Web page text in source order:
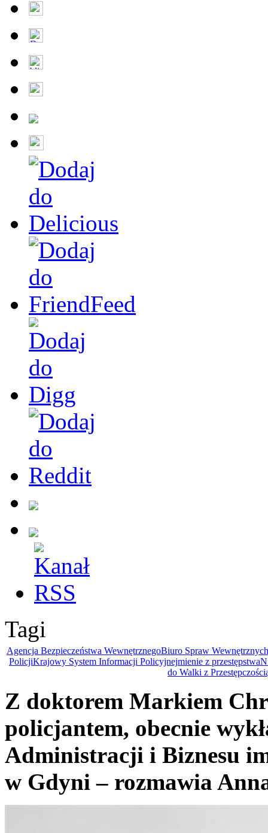
Tagi
Agencja Bezpieczeństwa WewnętrznegoBiuro Spraw Wewnętrznych
PolicjiKrajowy System Informacji Policyjnejmienie z przestępstwa
do Walki z
Z doktorem Markiem
policjantem, obecnie
Administracji i Biznesu
w Gdyni – rozmawia